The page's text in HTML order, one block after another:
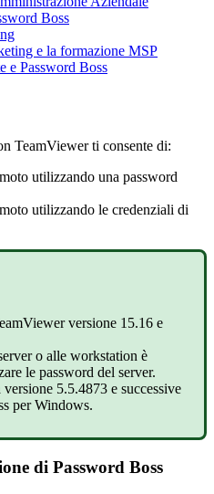
Boss
e la formazione MSP
e Password Boss
TeamViewer ti consente di:
utilizzando una password
utilizzando le credenziali di
versione 15.16 e
o alle workstation è
le password del server.
versione 5.5.4873 e successive
per Windows.
di Password Boss